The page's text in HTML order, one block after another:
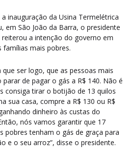
inauguração da Usina Termelétrica
em São João da Barra, o presidente
reiterou a intenção do governo em
mais pobres.
que ser logo, que as pessoas mais
de pagar o gás a R$ 140. Não é
consiga tirar o botijão de 13 quilos
sua casa, compre a R$ 130 ou R$
dinheiro às custas do
nós vamos garantir que 17
pobres tenham o gás de graça para
e o seu arroz”, disse o presidente.